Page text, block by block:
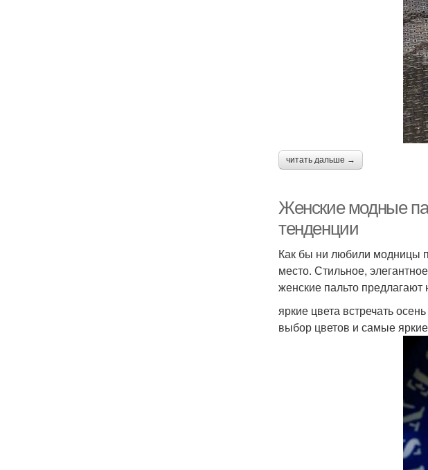
читать дальше →
Женские модные
тенденции
Как бы ни любили модницы
место. Стильное,
женские пальто
яркие цвета встречать
выбор цветов и самые